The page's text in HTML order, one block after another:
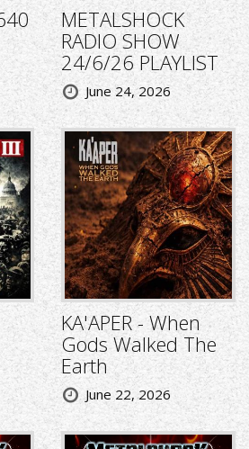
METALSHOCK
RADIO SHOW
24/6/26 PLAYLIST
June 24, 2026
KA'APER - When
Gods Walked The
Earth
June 22, 2026